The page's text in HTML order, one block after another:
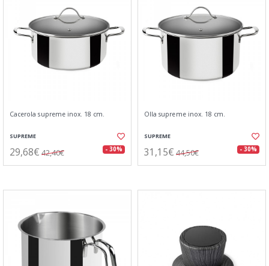
Cacerola supreme inox. 18 cm.
SUPREME
29,68€ 42,40€ - 30%
Olla supreme inox. 18 cm.
SUPREME
31,15€ 44,50€ - 30%